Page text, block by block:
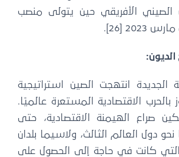
الصيني الأفريقي حين يتولى منصب
[26].
الجديدة انتهجت الصين استراتيجية
بالحرب الاقتصادية المستعرة عالميًا.
صراع الهيمنة الاقتصادية، حتى
دول العالم الثالث، ولاسيما بلدان
التي كانت في حاجة إلى الحصول على